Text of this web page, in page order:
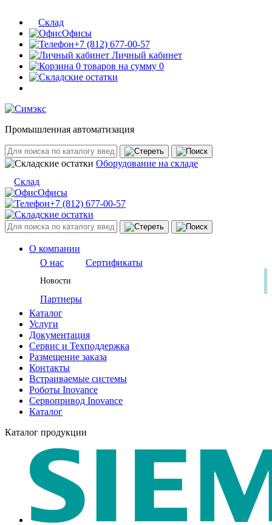
Склад
Офисы
+7 (812) 677-00-57
Личный кабинет
0 товаров на сумму 0
Промышленная автоматизация
Оборудование на складе
Склад
Офисы
+7 (812) 677-00-57
О компании
О нас
Сертификаты
Новости
Партнеры
Каталог
Услуги
Документация
Сервис и Техподдержка
Размещение заказа
Контакты
Встраиваемые системы
Роботы Inovance
Сервопривод Inovance
Каталог
Каталог продукции